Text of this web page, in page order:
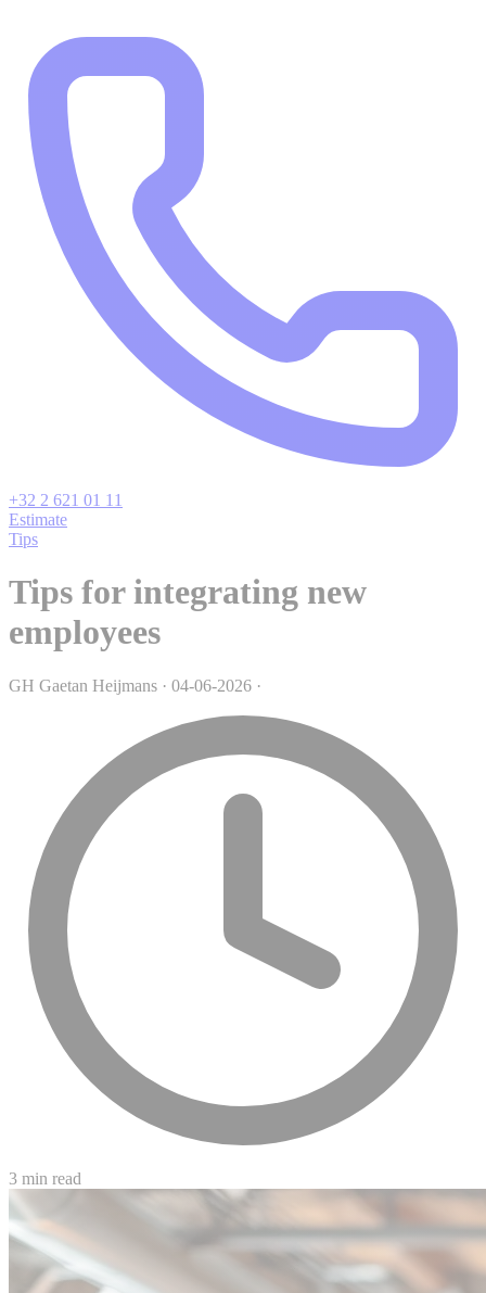
+32 2 621 01 11
Estimate
Tips
Tips for integrating new
employees
GH Gaetan Heijmans · 04-06-2026 ·
3 min read